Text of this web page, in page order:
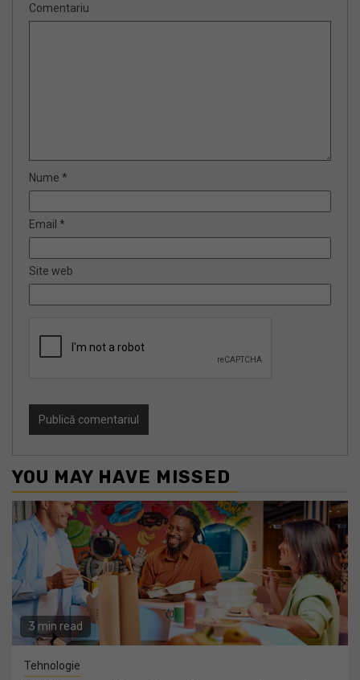
Comentariu
Nume *
Email *
Site web
YOU MAY HAVE MISSED
3 min read
Tehnologie